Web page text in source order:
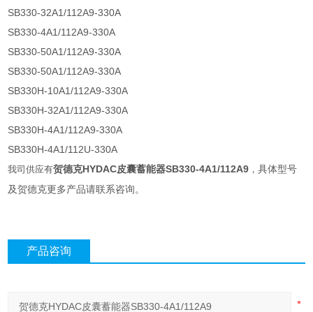
SB330-32A1/112A9-330A
SB330-4A1/112A9-330A
SB330-50A1/112A9-330A
SB330-50A1/112A9-330A
SB330H-10A1/112A9-330A
SB330H-32A1/112A9-330A
SB330H-4A1/112A9-330A
SB330H-4A1/112U-330A
我司供应有贺德克HYDAC皮囊蓄能器SB330-4A1/112A9 ，具体型号
及贺德克更多产品请联系咨询。
产品咨询